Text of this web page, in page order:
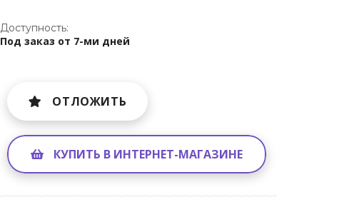
Доступность:
Под заказ от 7-ми дней
ОТЛОЖИТЬ
КУПИТЬ В ИНТЕРНЕТ-МАГАЗИНЕ